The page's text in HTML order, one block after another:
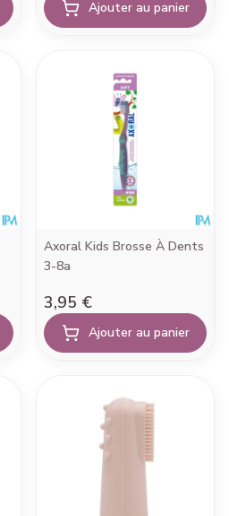
Ajouter au panier
Axoral Kids Brosse À Dents
3-8a
3,95 €
Ajouter au panier